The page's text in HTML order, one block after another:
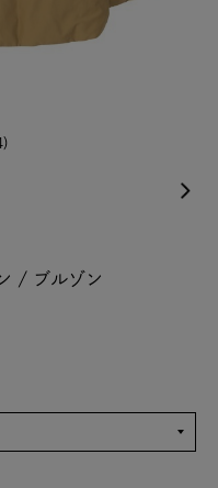
/ ブルゾン